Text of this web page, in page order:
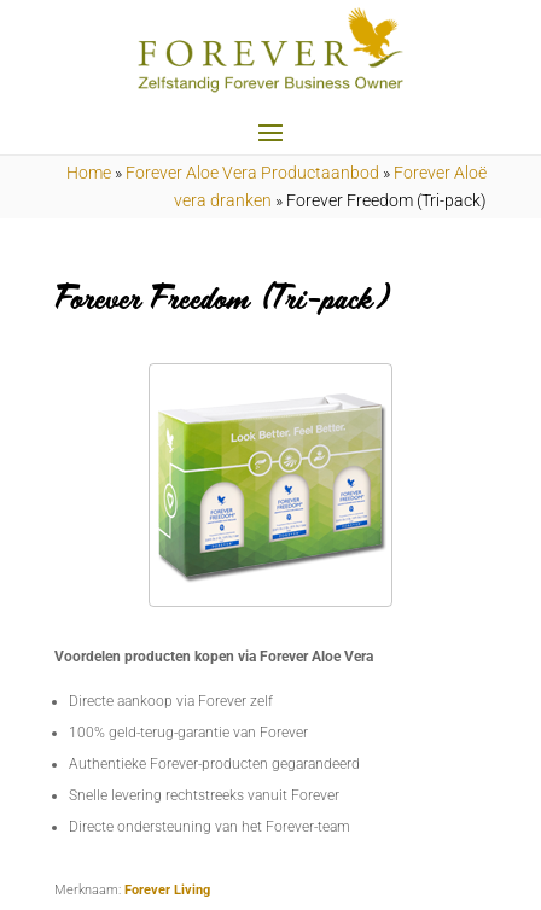
Home » Forever Aloe Vera Productaanbod » Forever Aloë
vera dranken » Forever Freedom (Tri-pack)
Forever Freedom (Tri-pack)
Voordelen producten kopen via Forever Aloe Vera
Directe aankoop via Forever zelf
100% geld-terug-garantie van Forever
Authentieke Forever-producten gegarandeerd
Snelle levering rechtstreeks vanuit Forever
Directe ondersteuning van het Forever-team
Merknaam: Forever Living